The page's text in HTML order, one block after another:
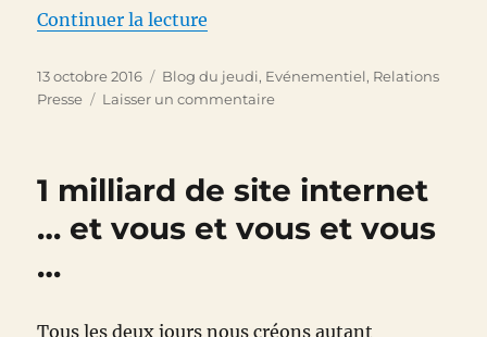
Continuer la lecture
Publié
le
13 octobre 2016 Catégories
Blog du jeudi, Evénementiel, Relations
Presse
Laisser un commentairesur
ans
1 milliard de site internet
… et vous et vous et vous
…
Tous les deux jours nous créons autant